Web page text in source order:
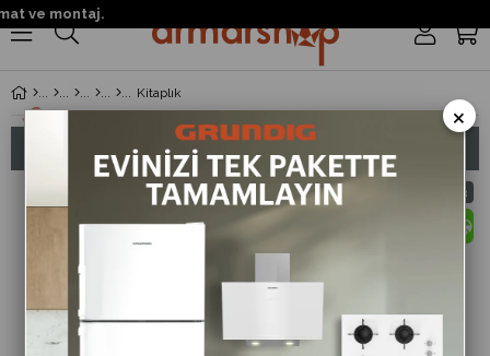
Kitaplık
Sıralama
%13
%13
İndirim
ve montaj.
×